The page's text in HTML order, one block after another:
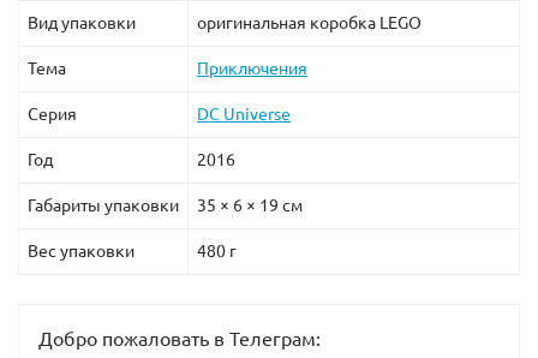
Вид упаковки оригинальная коробка LEGO
Тема Приключения
Серия DC Universe
Год 2016
Габариты упаковки 35 × 6 × 19 см
Вес упаковки 480 г
Добро пожаловать в Телеграм: